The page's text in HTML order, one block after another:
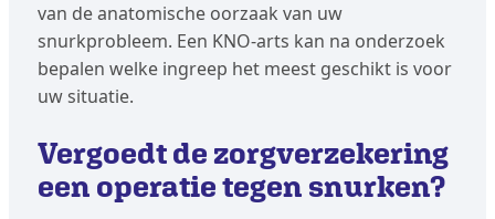
van de anatomische oorzaak van uw
snurkprobleem. Een KNO-arts kan na onderzoek
bepalen welke ingreep het meest geschikt is voor
uw situatie.
Vergoedt de zorgverzekering
een operatie tegen snurken?